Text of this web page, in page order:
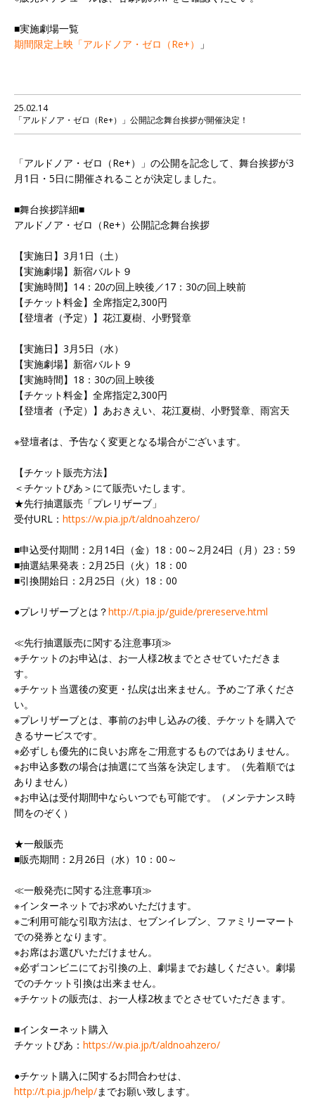
■実施劇場一覧
期間限定上映「アルドノア・ゼロ（Re+）
」
25.02.14
「アルドノア・ゼロ（Re+）」公開記念舞台挨拶が開催決定！
「アルドノア・ゼロ（Re+）」の公開を記念して、舞台挨拶が3
月1日・5日に開催されることが決定しました。
■舞台挨拶詳細■
アルドノア・ゼロ（Re+）公開記念舞台挨拶
【実施日】3月1日（土）
【実施劇場】新宿バルト９
【実施時間】14：20の回上映後／17：30の回上映前
【チケット料金】全席指定2,300円
【登壇者（予定）】花江夏樹、小野賢章
【実施日】3月5日（水）
【実施劇場】新宿バルト９
【実施時間】18：30の回上映後
【チケット料金】全席指定2,300円
【登壇者（予定）】あおきえい、花江夏樹、小野賢章、雨宮天
※登壇者は、予告なく変更となる場合がございます。
【チケット販売方法】
＜チケットぴあ＞にて販売いたします。
★先行抽選販売「プレリザーブ」
受付URL：https://w.pia.jp/t/aldnoahzero/
■申込受付期間：2月14日（金）18：00～2月24日（月）23：59
■抽選結果発表：2月25日（火）18：00
■引換開始日：2月25日（火）18：00
●プレリザーブとは？http://t.pia.jp/guide/prereserve.html
≪先行抽選販売に関する注意事項≫
※チケットのお申込は、お一人様2枚までとさせていただきま
す。
※チケット当選後の変更・払戻は出来ません。予めご了承くださ
い。
※プレリザーブとは、事前のお申し込みの後、チケットを購入で
きるサービスです。
※必ずしも優先的に良いお席をご用意するものではありません。
※お申込多数の場合は抽選にて当落を決定します。（先着順では
ありません）
※お申込は受付期間中ならいつでも可能です。（メンテナンス時
間をのぞく）
★一般販売
■販売期間：2月26日（水）10：00～
≪一般発売に関する注意事項≫
※インターネットでお求めいただけます。
※ご利用可能な引取方法は、セブンイレブン、ファミリーマート
での発券となります。
※お席はお選びいただけません。
※必ずコンビニにてお引換の上、劇場までお越しください。劇場
でのチケット引換は出来ません。
※チケットの販売は、お一人様2枚までとさせていただきます。
■インターネット購入
チケットぴあ：https://w.pia.jp/t/aldnoahzero/
●チケット購入に関するお問合わせは、
http://t.pia.jp/help/までお願い致します。